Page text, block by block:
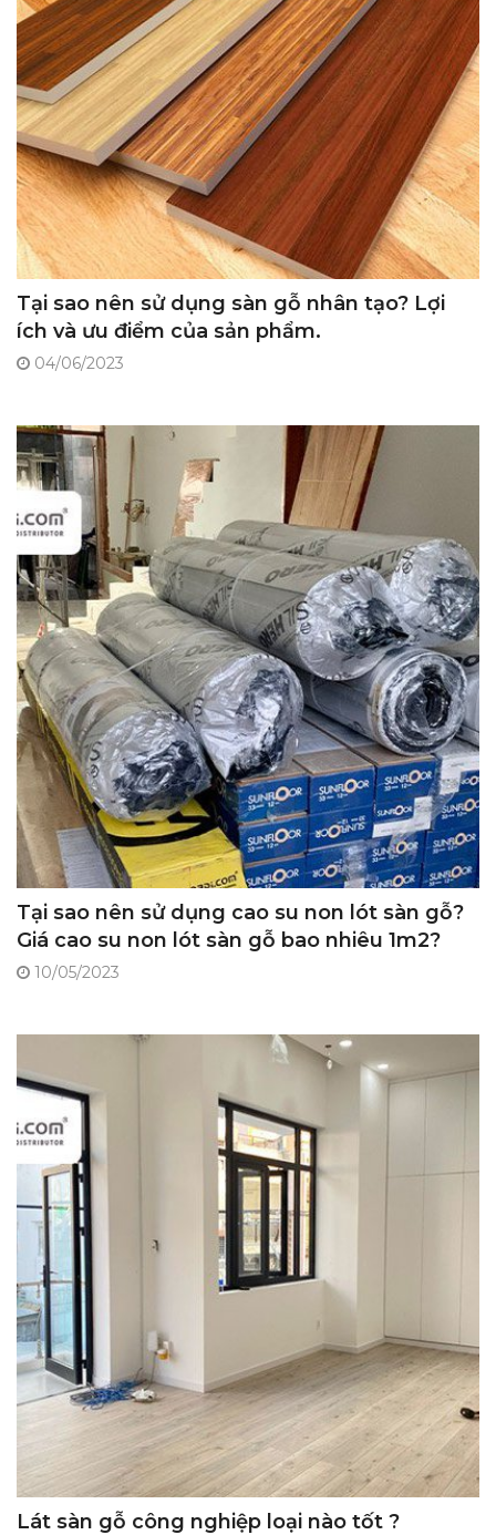
Tại sao nên sử dụng sàn gỗ nhân tạo? Lợi
ích và ưu điểm của sản phẩm.
04/06/2023
Tại sao nên sử dụng cao su non lót sàn gỗ?
Giá cao su non lót sàn gỗ bao nhiêu 1m2?
10/05/2023
Lát sàn gỗ công nghiệp loại nào tốt ?